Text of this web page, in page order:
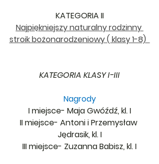
KATEGORIA II
Najpiękniejszy naturalny rodzinny
stroik bożonarodzeniowy ( klasy 1-8)
KATEGORIA KLASY I-III
Nagrody
I miejsce- Maja Gwóźdź, kl. I
II miejsce- Antoni i Przemysław
Jędrasik, kl. I
III miejsce- Zuzanna Babisz, kl. I